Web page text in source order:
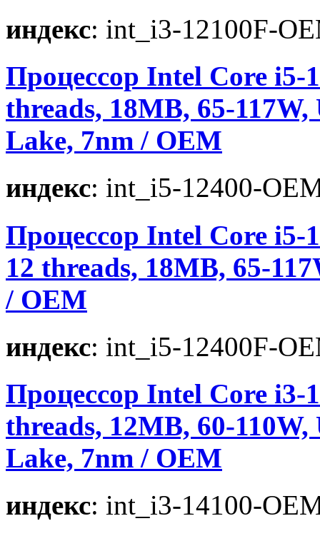
индекс: int_i3-12100F-
Процессор Intel Core i5-
threads, 18MB, 65-
Lake, 7nm / OEM
индекс: int_i5-12400-
Процессор Intel Core i5-
12 threads, 18MB, 65-
/ OEM
индекс: int_i5-12400F-
Процессор Intel Core i3-
threads, 12MB, 60-
Lake, 7nm / OEM
индекс: int_i3-14100-